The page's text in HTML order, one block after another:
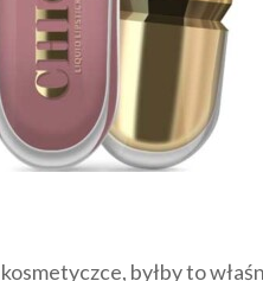
byłby to